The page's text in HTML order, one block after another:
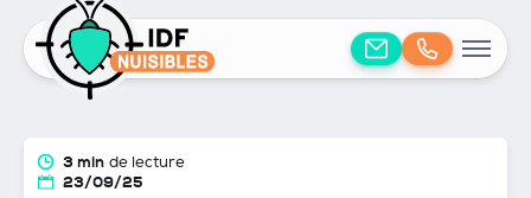
3 min de lecture
23/09/25